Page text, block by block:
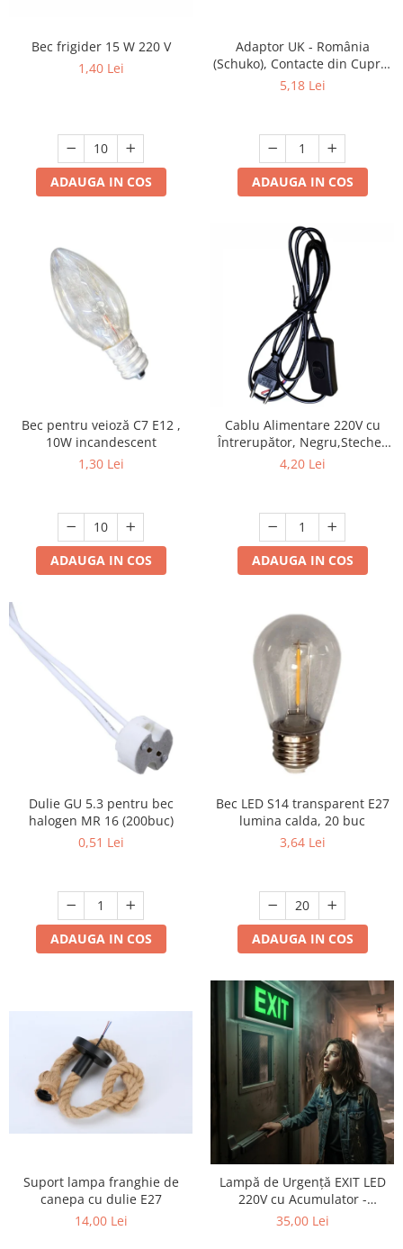
Lustre
Spoturi led pe sina
Prize
Starter/Droser
Ştechere/Stecher adaptor
Ţeavă PVC
Bec frigider 15 W 220 V
1,40 Lei
ADAUGA IN COS
Adaptor UK - România
(Schuko), Contacte din Cupru,
Culoare Gri, ADAF
5,18 Lei
ADAUGA IN COS
Bec pentru veioză C7 E12 ,
10W incandescent
1,30 Lei
ADAUGA IN COS
Cablu Alimentare 220V cu
Întrerupător, Negru,Stecher
Plat, 1.5m, 2 Fire - Ideal
4,20 Lei
ADAUGA IN COS
Dulie GU 5.3 pentru bec
halogen MR 16 (200buc)
0,51 Lei
ADAUGA IN COS
Bec LED S14 transparent E27
lumina calda, 20 buc
3,64 Lei
ADAUGA IN COS
Suport lampa franghie de
canepa cu dulie E27
14,00 Lei
Lampă de Urgență EXIT LED
220V cu Acumulator -
Autonomie 120 Minute,
35,00 Lei